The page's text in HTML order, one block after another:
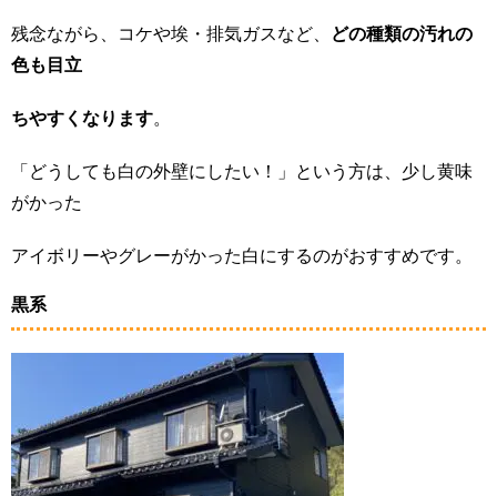
残念ながら、コケや埃・排気ガスなど、
どの種類の汚れの
色も目立
ちやすくなります。
「どうしても白の外壁にしたい！」という方は、少し黄味
がかった
アイボリーやグレーがかった白にするのがおすすめです。
黒系